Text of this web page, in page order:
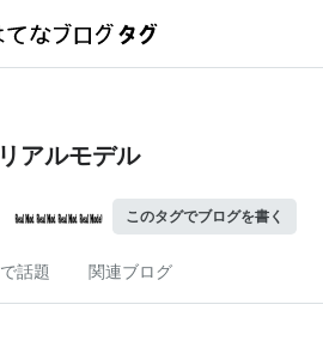
リアルモデル
このタグでブログを書く
話題 関連ブログ